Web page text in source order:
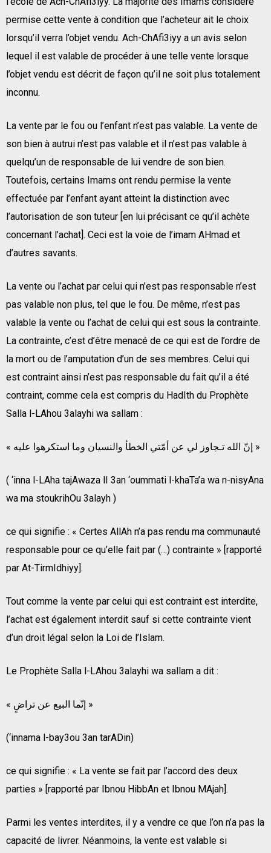
permise cette vente à condition que l’acheteur ait le choix
lorsqu’il verra l’objet vendu. Ach-ChAfi3iyy a un avis selon
lequel il est valable de procéder à une telle vente lorsque
l’objet vendu est décrit de façon qu’il ne soit plus totalement
inconnu.
La vente par le fou ou l’enfant n’est pas valable. La vente de
son bien à autrui n’est pas valable et il n’est pas valable à
quelqu’un de responsable de lui vendre de son bien.
Toutefois, certains Imams ont rendu permise la vente
effectuée par l’enfant ayant atteint la distinction avec
l’autorisation de son tuteur [en lui précisant ce qu’il achète
concernant l’achat]. Ceci est la voie de l’imam AHmad et
d’autres savants.
La vente ou l’achat par celui qui n’est pas responsable n’est
pas valable non plus, tel que le fou. De même, n’est pas
valable la vente ou l’achat de celui qui est sous la contrainte.
La contrainte, c’est d’être menacé de ce qui est de l’ordre de
la mort ou de l’amputation d’un de ses membres. Celui qui
est contraint ainsi n’est pas responsable du fait qu’il a été
contraint, comme cela est compris du HadIth du Prophète
Salla l-LAhou 3alayhi wa sallam :
« إنّ الله تـجاوز لي عن أمّتي الخطأ والنسيان وما استكرهوا عليه »
( ‘inna l-LAha tajAwaza lI 3an ‘oummati l-khaTa’a wa n-nisyAna
wa ma stoukrihOu 3alayh )
ce qui signifie : « Certes AllAh n’a pas rendu ma communauté
responsable pour ce qu’elle fait par (…) contrainte » [rapporté
par At-TirmIdhiyy].
Tout comme la vente par celui qui est contraint est interdite,
l’achat est également interdit sauf si cette contrainte vient
d’un droit légal selon la Loi de l’Islam.
Le Prophète Salla l-LAhou 3alayhi wa sallam a dit :
« إنّما البيع عن تراضٍ »
(‘innama l-bay3ou 3an tarADin)
ce qui signifie : « La vente se fait par l’accord des deux
parties » [rapporté par Ibnou HibbAn et Ibnou MAjah].
Parmi les ventes interdites, il y a vendre ce que l’on n’a pas la
capacité de livrer. Néanmoins, la vente est valable si